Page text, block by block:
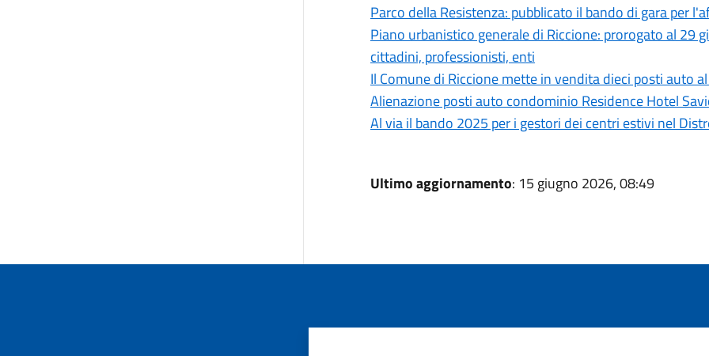
Parco della Resistenza: pubblicato il bando di gara per
Piano urbanistico generale di Riccione: prorogato al 29
cittadini, professionisti, enti
Il Comune di Riccione mette in vendita dieci posti auto
Alienazione posti auto condominio Residence Hotel
Al via il bando 2025 per i gestori dei centri estivi nel
Ultimo aggiornamento: 15 giugno 2026, 08:49